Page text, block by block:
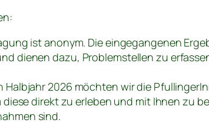
ist anonym. Die eingegangenen
dienen dazu, Problemstellen zu
Halbjahr 2026 möchten wir die
direkt zu erleben und mit Ihnen zu
sind.